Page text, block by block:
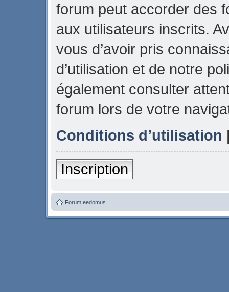
forum peut accorder des
aux utilisateurs inscrits.
vous d’avoir pris
d’utilisation et de notre
également consulter
forum lors de votre
Conditions d’utilisation
Inscription
Forum eedomus